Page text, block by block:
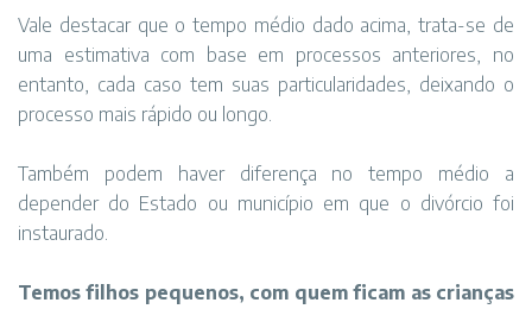
Vale destacar que o tempo médio dado acima, trata-se de
uma estimativa com base em processos anteriores, no
entanto, cada caso tem suas particularidades, deixando o
processo mais rápido ou longo.
Também podem haver diferença no tempo médio a
depender do Estado ou município em que o divórcio foi
instaurado.
Temos filhos pequenos, com quem ficam as crianças